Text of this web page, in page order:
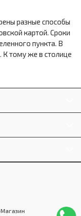
разные способы
картой. Сроки
пункта. В
К тому же в столице